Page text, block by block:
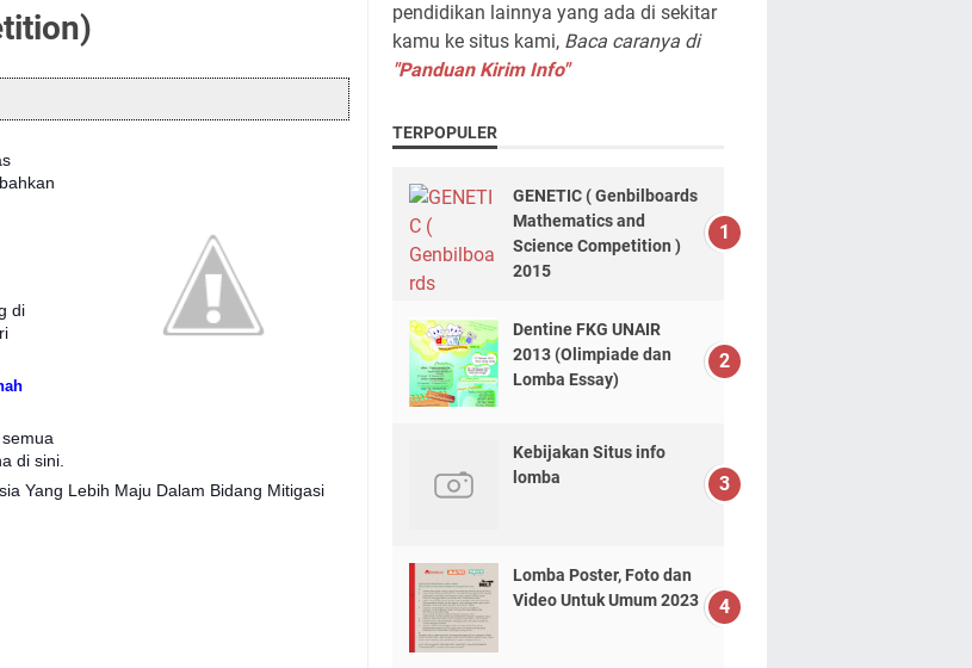
di
di sini.
Yang Lebih Maju Dalam Bidang Mitigasi
pendidikan lainnya yang ada di sekitar
kamu ke situs kami, Baca caranya di
"Panduan Kirim Info"
TERPOPULER
GENETIC ( Genbilboards
Mathematics and
Science Competition )
2015
Dentine FKG UNAIR
2013 (Olimpiade dan
Lomba Essay)
Kebijakan Situs info
lomba
Lomba Poster, Foto dan
Video Untuk Umum 2023